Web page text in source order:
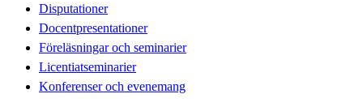
Disputationer
Docentpresentationer
Föreläsningar och seminarier
Licentiatseminarier
Konferenser och evenemang